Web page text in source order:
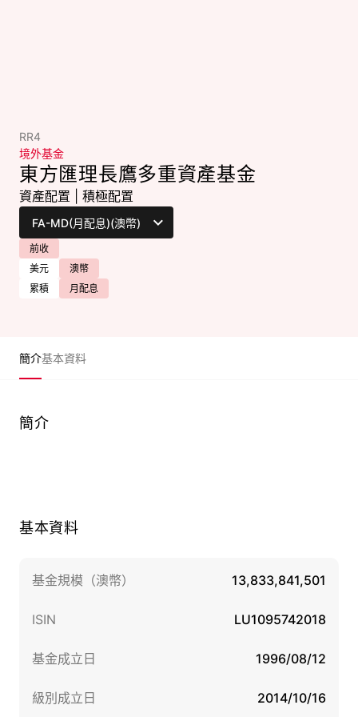
RR4
境外基金
東方匯理長鷹多重資產基金
資產配置 積極配置
前收
美元
澳幣
累積
月配息
簡介基本資料
簡介
基本資料
基金規模（澳幣） 13,833,841,501
ISIN LU1095742018
基金成立日 1996/08/12
級別成立日 2014/10/16